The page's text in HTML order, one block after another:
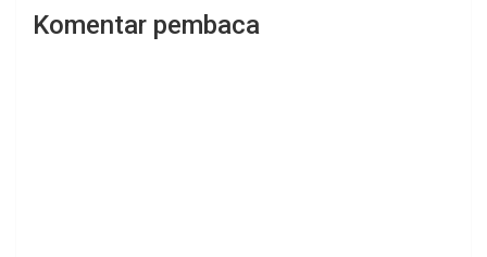
Komentar pembaca